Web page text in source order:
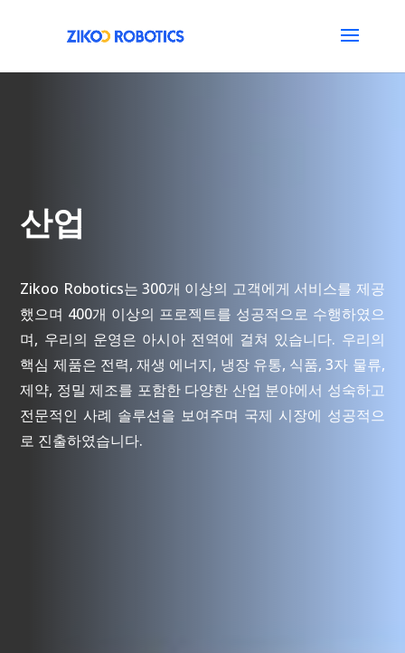
산업
Zikoo Robotics는 300개 이상의 고객에게 서비스를 제공
했으며 400개 이상의 프로젝트를 성공적으로 수행하였으
며, 우리의 운영은 아시아 전역에 걸쳐 있습니다. 우리의
핵심 제품은 전력, 재생 에너지, 냉장 유통, 식품, 3자 물류,
제약, 정밀 제조를 포함한 다양한 산업 분야에서 성숙하고
전문적인 사례 솔루션을 보여주며 국제 시장에 성공적으
로 진출하였습니다.